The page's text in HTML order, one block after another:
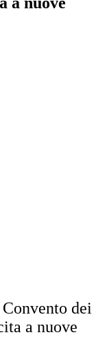
dei
a nuove